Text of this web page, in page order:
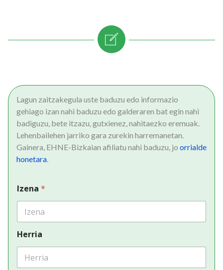
Lagun zaitzakegula uste baduzu edo informazio
gehiago izan nahi baduzu edo galderaren bat egin nahi
badiguzu, bete itzazu, gutxienez, nahitaezko eremuak.
Lehenbailehen jarriko gara zurekin harremanetan.
Gainera, EHNE-Bizkaian afiliatu nahi baduzu, jo orrialde
honetara.
Izena *
Herria